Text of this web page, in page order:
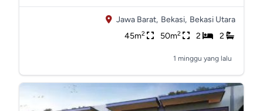
Jawa Barat, Bekasi, Bekasi Utara
45m2 50m2 2 2
1 minggu yang lalu